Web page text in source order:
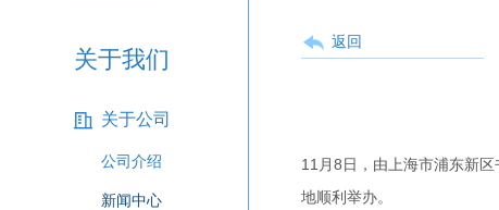
关于我们
关于公司
公司介绍
新闻中心
返回
11月8日，由上海市浦东新
地顺利举办。